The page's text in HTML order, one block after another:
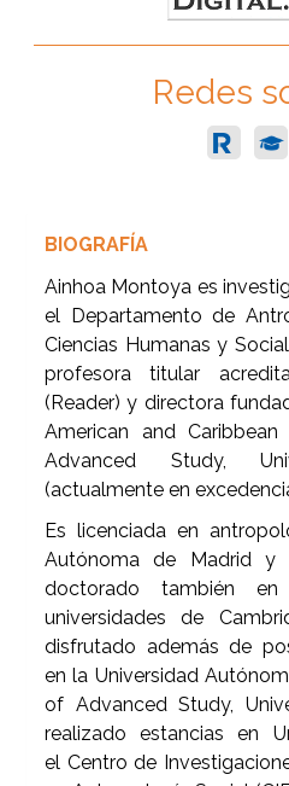
Redes
BIOGRAFÍA
Ainhoa Montoya es
el Departamento de
Ciencias Humanas y
profesora titular
(Reader) y directora
American and
Advanced Study,
(actualmente en
Es licenciada en
Autónoma de Madrid
doctorado también
universidades de
disfrutado además de
en la Universidad
of Advanced Study,
realizado estancias en
el Centro de